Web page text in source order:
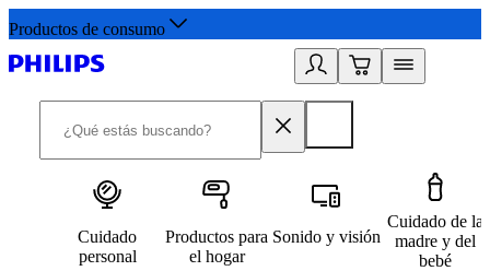
Productos de consumo
Cuidado
personal
Productos para
el hogar
Sonido y visión
Cuidado de la
madre y del
bebé